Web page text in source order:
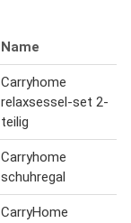
Name
Carryhome
relaxsessel-set 2-
teilig
Carryhome
schuhregal
CarryHome